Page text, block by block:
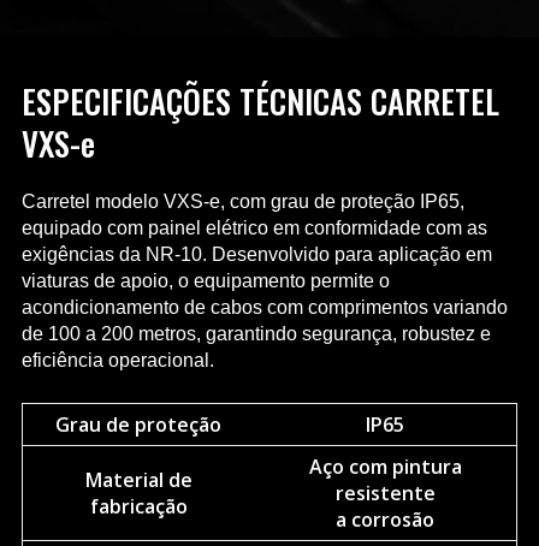
ESPECIFICAÇÕES TÉCNICAS CARRETEL
VXS-e
Carretel modelo VXS-e, com grau de proteção IP65,
equipado com painel elétrico em conformidade com as
exigências da NR-10. Desenvolvido para aplicação em
viaturas de apoio, o equipamento permite o
acondicionamento de cabos com comprimentos variando
de 100 a 200 metros, garantindo segurança, robustez e
eficiência operacional.
Grau de proteção IP65
Material de
fabricação
Aço com pintura
resistente
a corrosão